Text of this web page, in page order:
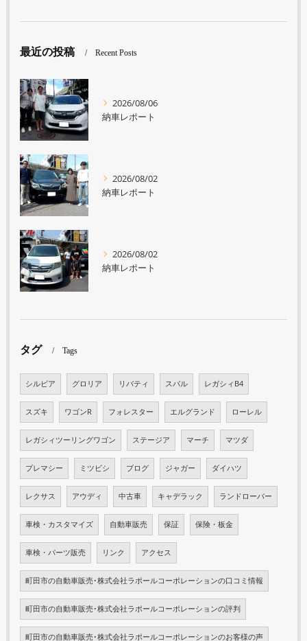
最近の投稿 Recent Posts
2026/08/06
納車レポート
2026/08/02
納車レポート
2026/08/02
納車レポート
タグ Tags
シルビア グロリア リバティ スバル レガシィB4
スズキ ワゴンR フォレスター エルグランド ローレル
レガシィツーリングワゴン ステージア マーチ マツダ
プレマシー ミツビシ ブログ ジャガー ダイハツ
レクサス アウディ 中古車 キャデラック ランドローバー
車検・カスタマイズ 自動車販売 保証 保険・板金
車検・パーツ販売 リンク アクセス
町田市の自動車販売･株式会社ラポールコーポレーションの口コミ情報
町田市の自動車販売･株式会社ラポールコーポレーションの評判
町田市の自動車販売･株式会社ラポールコーポレーションのお客様の声